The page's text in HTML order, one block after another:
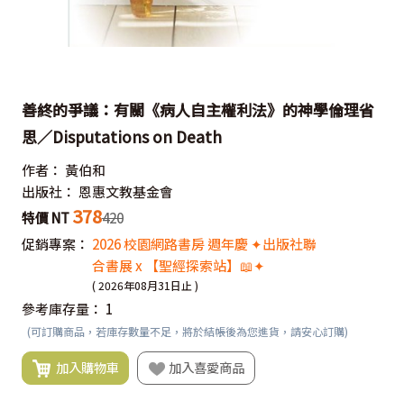
善終的爭議：有關《病人自主權利法》的神學倫理省
思／Disputations on Death
作者： 黃伯和
出版社： 恩惠文教基金會
特價 NT 378420
促銷專案： 2026 校園網路書房 週年慶 ✦出版社聯
合書展 x 【聖經探索站】📖✦
( 2026年08月31日止 )
參考庫存量： 1
(可訂購商品，若庫存數量不足，將於結帳後為您進貨，請安心訂購)
加入購物車 加入喜愛商品